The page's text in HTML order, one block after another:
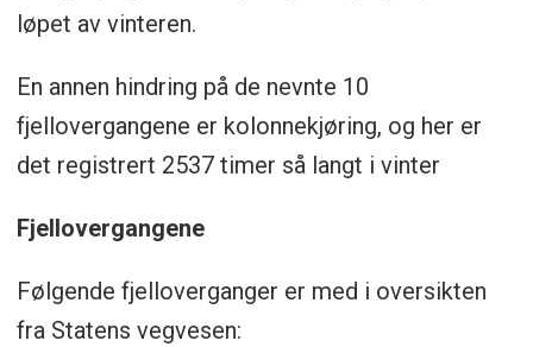
løpet av vinteren.
En annen hindring på de nevnte 10
fjellovergangene er kolonnekjøring, og her er
det registrert 2537 timer så langt i vinter
Fjellovergangene
Følgende fjelloverganger er med i oversikten
fra Statens vegvesen: